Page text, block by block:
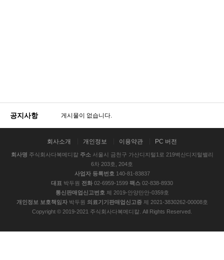
공지사항 게시물이 없습니다.
회사소개 개인정보 이용약관 PC 버전
회사명 주식회사다복메디칼 주소서울시 금천구 가산디지털1로 219벽산디지털밸리
6차 203호, 204호
사업자 등록번호 140-81-83837
대표 박두원 전화 02-6959-1599 팩스 02-838-8930
통신판매업신고번호 제 2019-안양만안-0359호
개인정보 보호책임자박두원 의료기기판매업신고증제 2021-3830262-00008호
Copyright © 2019-2021 주식회사다복메디칼. All Rights Reserved.